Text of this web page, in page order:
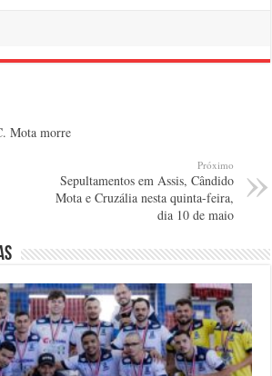
Mota morre
Próximo
Sepultamentos em Assis, Cândido
Mota e Cruzália nesta quinta-feira,
dia 10 de maio